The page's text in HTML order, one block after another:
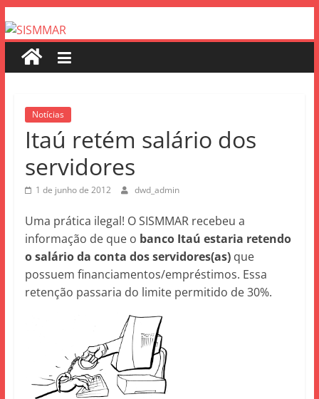
Notícias
Itaú retém salário dos
servidores
1 de junho de 2012 dwd_admin
Uma prática ilegal! O SISMMAR recebeu a
informação de que o banco Itaú estaria retendo
o salário da conta dos servidores(as)que
possuem financiamentos/empréstimos. Essa
retenção passaria do limite permitido de 30%.